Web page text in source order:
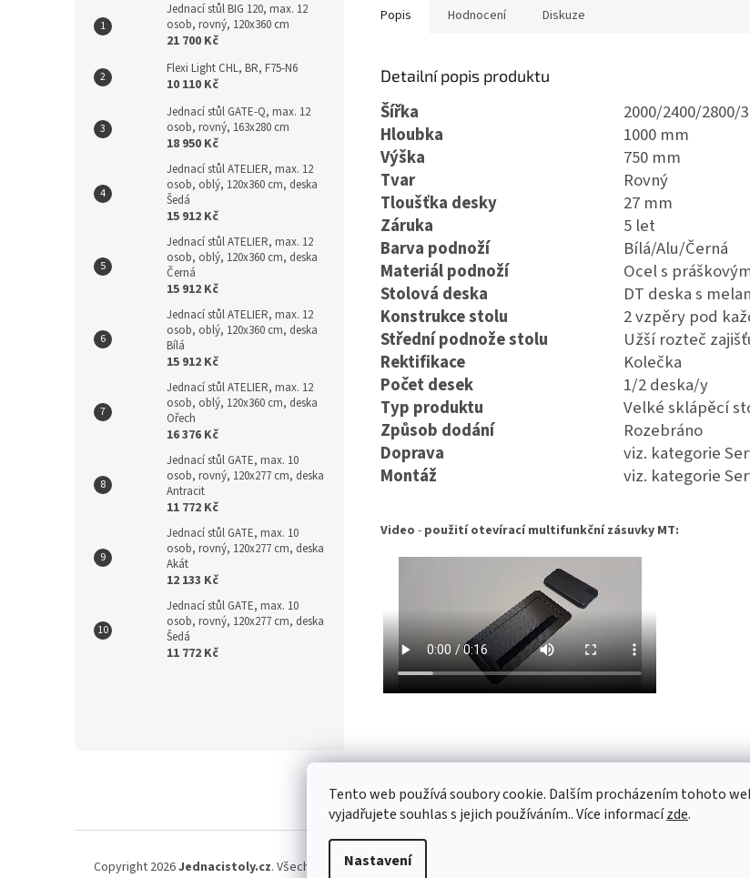
Tento web používá soubory cookie. Dalším procházením tohoto
vyjadřujete souhlas s jejich používáním.. Více informacízde.
Nastavení
Jednací stůl BIG 120, max. 12
osob, rovný, 120x360 cm
21 700 Kč
Flexi Light CHL, BR, F75-N6
10 110 Kč
Jednací stůl GATE-Q, max. 12
osob, rovný, 163x280 cm
18 950 Kč
Jednací stůl ATELIER, max. 12
osob, oblý, 120x360 cm, deska
Šedá
15 912 Kč
Jednací stůl ATELIER, max. 12
osob, oblý, 120x360 cm, deska
Černá
15 912 Kč
Jednací stůl ATELIER, max. 12
osob, oblý, 120x360 cm, deska
Bílá
15 912 Kč
Jednací stůl ATELIER, max. 12
osob, oblý, 120x360 cm, deska
Ořech
16 376 Kč
Jednací stůl GATE, max. 10
osob, rovný, 120x277 cm, deska
Antracit
11 772 Kč
Jednací stůl GATE, max. 10
osob, rovný, 120x277 cm, deska
Akát
12 133 Kč
Jednací stůl GATE, max. 10
osob, rovný, 120x277 cm, deska
Šedá
11 772 Kč
Popis Hodnocení Diskuze
Detailní popis produktu
Šířka
2000/2400/2800/
Hloubka
1000 mm
Výška
750 mm
Tvar
Rovný
Tloušťka desky
27 mm
Záruka
5 let
Barva podnoží
Bílá/Alu/Černá
Materiál podnoží
Ocel s
Stolová deska
DT deska s
Konstrukce stolu
2 vzpěry pod
Střední podnože stolu
Užší rozteč
Rektifikace
Kolečka
Počet desek
1/2 deska/y
Typ produktu
Velké sklápěcí
Způsob dodání
Rozebráno
Doprava
viz. kategorie
Montáž
viz. kategorie
Video - použití otevírací multifunkční zásuvky MT:
Copyright 2026Jednacistoly.cz. Všechna práva vyhrazena.